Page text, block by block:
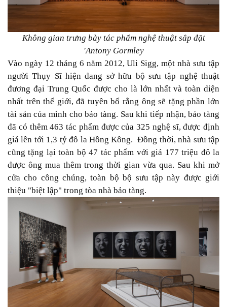
Không gian trưng bày tác phẩm nghệ thuật sắp đặt
'Antony Gormley
Vào ngày 12 tháng 6 năm 2012, Uli Sigg, một nhà sưu tập
người Thụy Sĩ hiện đang sở hữu bộ sưu tập nghệ thuật
đương đại Trung Quốc được cho là lớn nhất và toàn diện
nhất trên thế giới, đã tuyên bố rằng ông sẽ tặng phần lớn
tài sản của mình cho bảo tàng. Sau khi tiếp nhận, bảo tàng
đã có thêm 463 tác phẩm được của 325 nghệ sĩ, được định
giá lên tới 1,3 tỷ đô la Hồng Kông. Đồng thời, nhà sưu tập
cũng tặng lại toàn bộ 47 tác phẩm với giá 177 triệu đô la
được ông mua thêm trong thời gian vừa qua. Sau khi mở
cửa cho công chúng, toàn bộ bộ sưu tập này được giới
thiệu "biệt lập" trong tòa nhà bảo tàng.